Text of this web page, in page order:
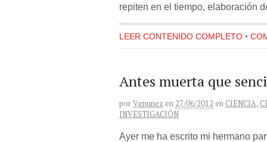
repiten en el tiempo, elaboración
LEER CONTENIDO COMPLETO •
Antes muerta que
porVgnunez en 27/06/2012 en CIENCIA,
INVESTIGACIÓN
Ayer me ha escrito mi hermano